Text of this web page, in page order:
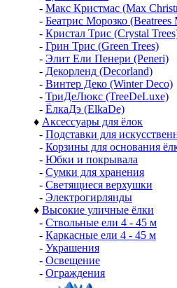
- Макс Кристмас (Max
- Беатрис Морозко (Beatrees
- Кристал Трис (Crystal
- Грин Трис (Green Trees)
- Элит Ели Пенери (Peneri)
- Декорленд (Decorland)
- Винтер Деко (Winter Deco)
- ТриДеЛюкс (TreeDeLuxe)
- ЁлкаДэ (ElkaDe)
♦ Аксессуары для ёлок
- Подставки для
- Корзины для основания
- Юбки и покрывала
- Сумки для хранения
- Светящиеся верхушки
- Электрогирлянды
♦ Высокие уличные ёлки
- Ствольные ели 4 - 45 м
- Каркасные ели 4 - 45 м
- Украшения
- Освещение
- Ограждения